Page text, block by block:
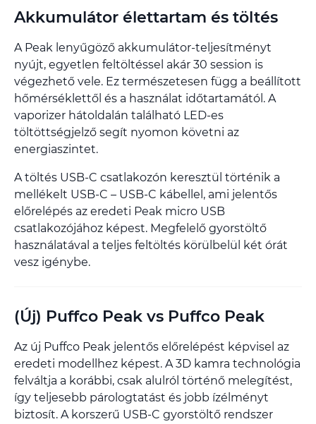
Akkumulátor élettartam és töltés
A Peak lenyűgöző akkumulátor-teljesítményt
nyújt, egyetlen feltöltéssel akár 30 session is
végezhető vele. Ez természetesen függ a beállított
hőmérséklettől és a használat időtartamától. A
vaporizer hátoldalán található LED-es
töltöttségjelző segít nyomon követni az
energiaszintet.
A töltés USB-C csatlakozón keresztül történik a
mellékelt USB-C – USB-C kábellel, ami jelentős
előrelépés az eredeti Peak micro USB
csatlakozójához képest. Megfelelő gyorstöltő
használatával a teljes feltöltés körülbelül két órát
vesz igénybe.
(Új) Puffco Peak vs Puffco Peak
Az új Puffco Peak jelentős előrelépést képvisel az
eredeti modellhez képest. A 3D kamra technológia
felváltja a korábbi, csak alulról történő melegítést,
így teljesebb párologtatást és jobb ízélményt
biztosít. A korszerű USB-C gyorstöltő rendszer